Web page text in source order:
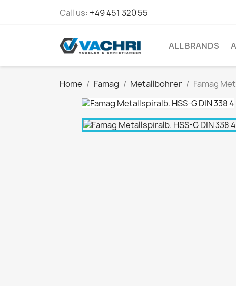
Call us: +49 451 320 55
ALL BRANDS
Home Famag Metallbohrer Famag